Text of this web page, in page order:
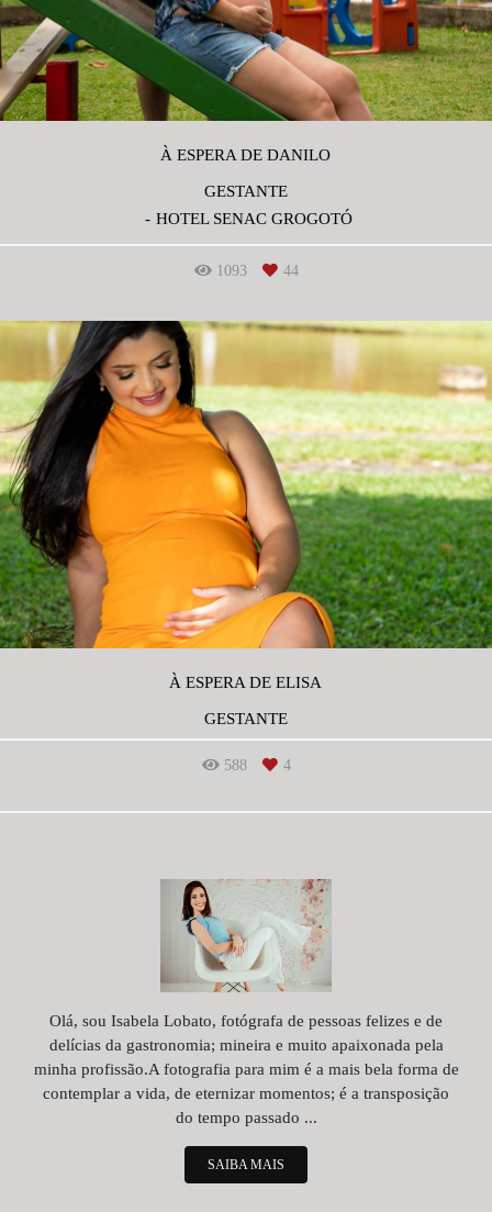
À ESPERA DE DANILO
GESTANTE
HOTEL SENAC GROGOTÓ
1093 44
À ESPERA DE ELISA
GESTANTE
588 4
Olá, sou Isabela Lobato, fotógrafa de pessoas felizes e de
delícias da gastronomia; mineira e muito apaixonada pela
minha profissão.A fotografia para mim é a mais bela forma de
contemplar a vida, de eternizar momentos; é a transposição
do tempo passado ...
SAIBA MAIS